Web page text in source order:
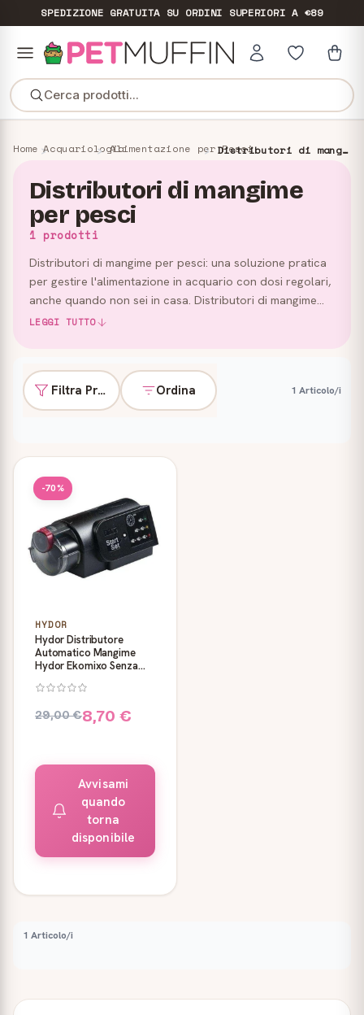
SPEDIZIONE GRATUITASU ORDINI SUPERIORI A €89
Cerca prodotti...
Home AcquariologiaAlimentazione per Pesci Distributori di mangime per pesci
Distributori di mangime
per pesci
1 prodotti
Distributori di mangime per pesci: una soluzione pratica
per gestire l'alimentazione in acquario con dosi regolari,
anche quando non sei in casa. Distributori di mangime
per pesci per l'acquario In questa categoria trov…
LEGGI TUTTO
Filtra Prodotti Ordina 1 Articolo/i
Prodotti
-70%
HYDOR
Hydor Distributore
Automatico Mangime
Hydor Ekomixo Senza
29,00 €8,70 €
Avvisami
quando
torna
disponibile
1 Articolo/i